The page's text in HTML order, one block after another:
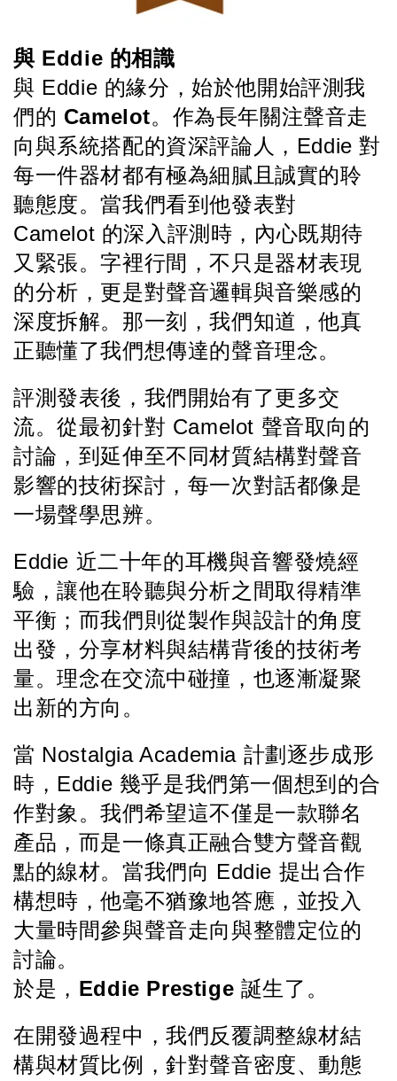
與 Eddie 的相識
與 Eddie 的緣分，始於他開始評測我
們的 Camelot。作為長年關注聲音走
向與系統搭配的資深評論人，Eddie 對
每一件器材都有極為細膩且誠實的聆
聽態度。當我們看到他發表對
Camelot 的深入評測時，內心既期待
又緊張。字裡行間，不只是器材表現
的分析，更是對聲音邏輯與音樂感的
深度拆解。那一刻，我們知道，他真
正聽懂了我們想傳達的聲音理念。
評測發表後，我們開始有了更多交
流。從最初針對 Camelot 聲音取向的
討論，到延伸至不同材質結構對聲音
影響的技術探討，每一次對話都像是
一場聲學思辨。
Eddie 近二十年的耳機與音響發燒經
驗，讓他在聆聽與分析之間取得精準
平衡；而我們則從製作與設計的角度
出發，分享材料與結構背後的技術考
量。理念在交流中碰撞，也逐漸凝聚
出新的方向。
當 Nostalgia Academia 計劃逐步成形
時，Eddie 幾乎是我們第一個想到的合
作對象。我們希望這不僅是一款聯名
產品，而是一條真正融合雙方聲音觀
點的線材。當我們向 Eddie 提出合作
構想時，他毫不猶豫地答應，並投入
大量時間參與聲音走向與整體定位的
討論。
於是， Eddie Prestige 誕生了。
在開發過程中，我們反覆調整線材結
構與材質比例，針對聲音密度、動態